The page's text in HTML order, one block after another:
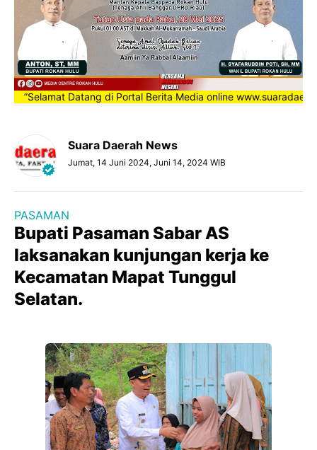
Datang di Portal Berita Media online
Suara Daerah News
Jumat, 14 Juni 2024, Juni 14, 2024 WIB
PASAMAN
Bupati Pasaman Sabar AS
laksanakan kunjungan kerja ke
Kecamatan Mapat Tunggul
Selatan.